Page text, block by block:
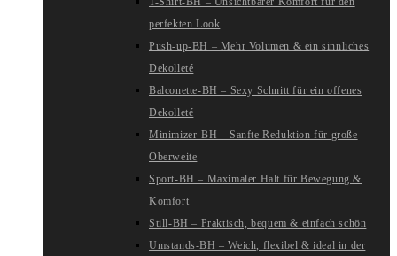
perfekten Look
Push-up-BH – Mehr Volumen & ein sinnliches
Dekolleté
Balconette-BH – Sexy Schnitt für ein offenes
Dekolleté
Minimizer-BH – Sanfte Reduktion für große
Oberweite
Sport-BH – Maximaler Halt für Bewegung &
Komfort
Still-BH – Praktisch, bequem & einfach schön
Umstands-BH – Weich, flexibel & ideal in der